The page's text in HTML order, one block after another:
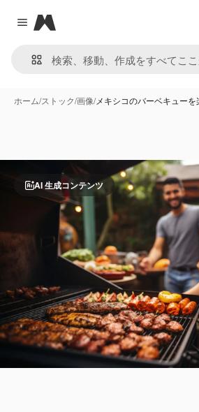
Close menu
Magnific
ホーム/ストック/画像/メキシコのバーベキューを
AI 生成コンテンツ